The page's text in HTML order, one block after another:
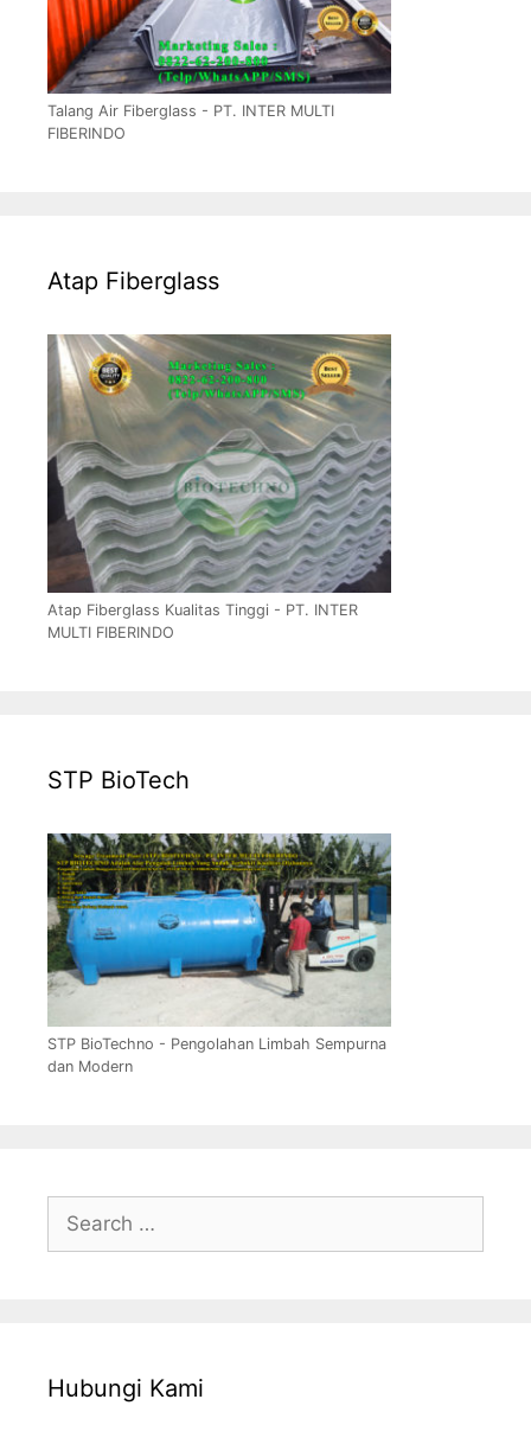
Talang Air Fiberglass - PT. INTER MULTI
FIBERINDO
Atap Fiberglass
Atap Fiberglass Kualitas Tinggi - PT. INTER
MULTI FIBERINDO
STP BioTech
STP BioTechno - Pengolahan Limbah Sempurna
dan Modern
for:
Hubungi Kami